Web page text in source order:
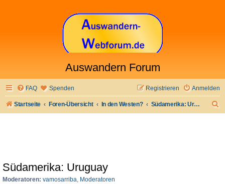
Auswandern Forum
FAQ Spenden Anmelden
Registrieren
Startseite Foren-Übersicht In den Westen? Südamerika: Uruguay
Südamerika: Uruguay
Moderatoren: vamosarriba, Moderatoren